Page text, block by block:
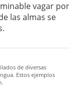
vagar por
las almas se
de diversas
Estos ejemplos